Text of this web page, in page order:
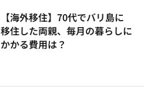
【海外移住】70代でバリ島に
移住した両親、毎月の暮らしに
かかる費用は？